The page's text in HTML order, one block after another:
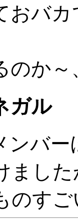
おバ
のか
ガル
ンバ
まし
のす